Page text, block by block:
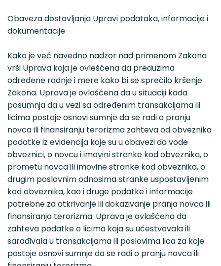
Obaveza dostavljanja Upravi podataka, informacije i
dokumentacije
Kako je već navedno nadzor nad primenom Zakona
vrši Uprava koja je ovlešćena da preduzima
određene radnje i mere kako bi se sprečilo kršenje
Zakona. Uprava je ovlašćena da u situaciji kada
posumnja da u vezi sa određenim transakcijama ili
licima postoje osnovi sumnje da se radi o pranju
novca ili finansiranju terorizma zahteva od obveznika
podatke iz evidencija koje su u obavezi da vode
obveznici, o novcu i imovini stranke kod obveznika, o
prometu novca ili imovine stranke kod obveznika, o
drugim poslovnim odnosima stranke uspostavljenim
kod obveznika, kao i druge podatke i informacije
potrebne za otkrivanje ili dokazivanje pranja novca ili
finansiranja terorizma. Uprava je ovlašćena da
zahteva podatke o licima koja su učestvovala ili
sarađivala u transakcijama ili poslovima lica za koje
postoje osnovi sumnje da se radi o pranju novca ili